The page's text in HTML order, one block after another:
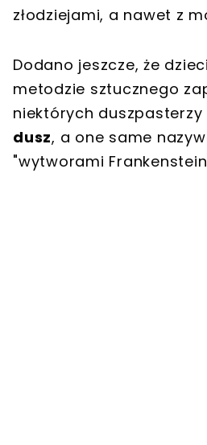
złodziejami, a nawet z
Dodano jeszcze, że
metodzie sztucznego
niektórych duszpasterzy
dusz, a one same
"wytworami